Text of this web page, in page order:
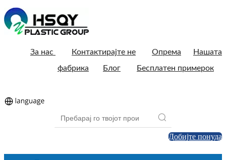
За нас Контактирајте не Опрема
Нашата
фабрика
Блог Бесплатен примерок
Добијте понуда